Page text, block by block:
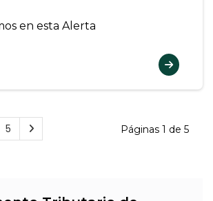
en esta Alerta
Páginas 1 de 5
5